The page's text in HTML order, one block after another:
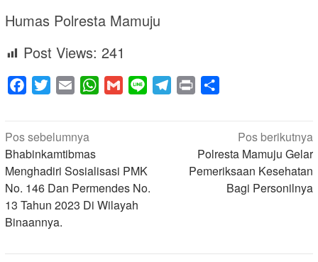
Humas Polresta Mamuju
Post Views: 241
Facebook
Twitter Email WhatsApp
Gmail Line Telegram
Print
Navigasi
pos
Pos sebelumnya
Bhabinkamtibmas
Menghadiri Sosialisasi PMK
No. 146 Dan Permendes No.
13 Tahun 2023 Di Wilayah
Binaannya.
Pos berikutnya
Polresta Mamuju Gelar
Pemeriksaan Kesehatan
Bagi Personilnya